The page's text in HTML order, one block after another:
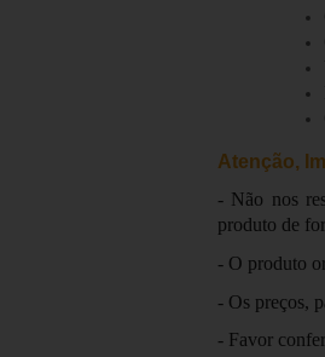
Atenção,
- Não nos
produto de
- O produto
- Os preços,
- Favor